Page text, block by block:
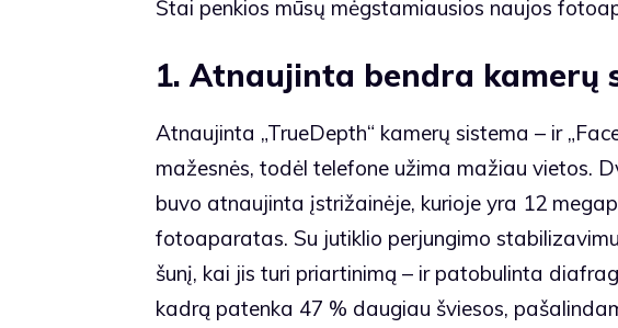
Štai penkios mūsų mėgstamiausios naujos
1. Atnaujinta bendra kamerų
Atnaujinta „TrueDepth“ kamerų sistema – ir
mažesnės, todėl telefone užima mažiau vietos.
buvo atnaujinta įstrižainėje, kurioje yra 12
fotoaparatas. Su jutiklio perjungimo
šunį, kai jis turi priartinimą – ir patobulinta
kadrą patenka 47 % daugiau šviesos,